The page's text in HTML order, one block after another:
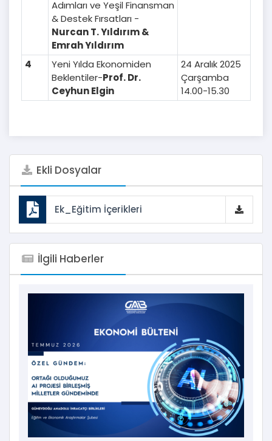
Adımları ve Yeşil Finansman
& Destek Fırsatları -
Nurcan T. Yıldırım &
Emrah Yıldırım
4
Yeni Yılda Ekonomiden
Beklentiler-Prof. Dr.
Ceyhun Elgin
24 Aralık 2025
Çarşamba
14.00-15.30
Ekli Dosyalar
Ek_Eğitim İçerikleri
İlgili Haberler